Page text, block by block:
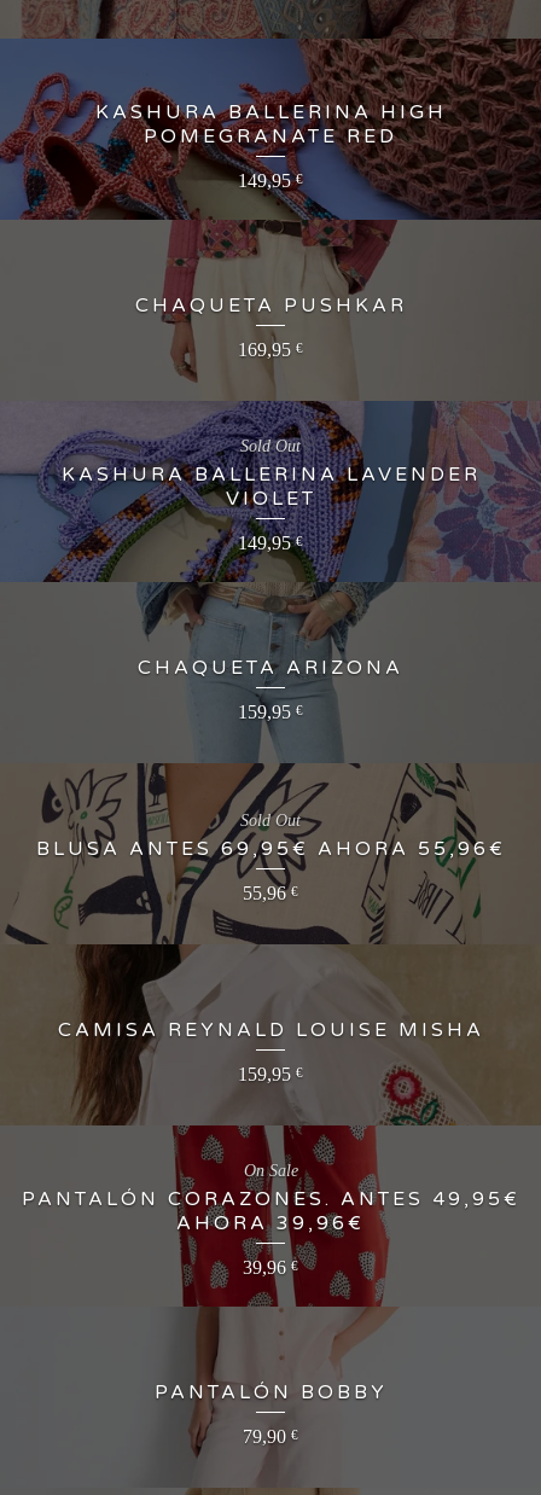
KASHURA BALLERINA HIGH
POMEGRANATE RED
149,95€
CHAQUETA PUSHKAR
169,95 €
KASHURA BALLERINA LAVENDER
VIOLET
149,95€
Sold Out
CHAQUETA ARIZONA
159,95 €
BLUSA ANTES 69,95€ AHORA 55,96€
55,96€
Sold Out
CAMISA REYNALD LOUISE MISHA
159,95 €
PANTALÓN CORAZONES. ANTES 49,95€
AHORA 39,96€
39,96 €
On Sale
PANTALÓN BOBBY
79,90 €